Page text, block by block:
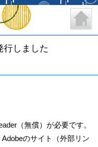
藍住町
行しました
（無償）が必要です。
のサイト（外部リン